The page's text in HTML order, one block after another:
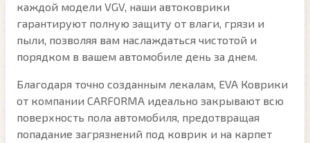
каждой модели VGV, наши автоковрики
гарантируют полную защиту от влаги, грязи и
пыли, позволяя вам наслаждаться чистотой и
порядком в вашем автомобиле день за днем.
Благодаря точно созданным лекалам, EVA Коврики
от компании CARFORMA идеально закрывают всю
поверхность пола автомобиля, предотвращая
попадание загрязнений под коврик и на карпет